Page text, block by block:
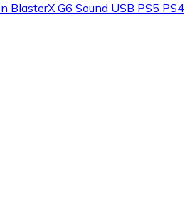
BlasterX G6 Sound USB PS5 PS4